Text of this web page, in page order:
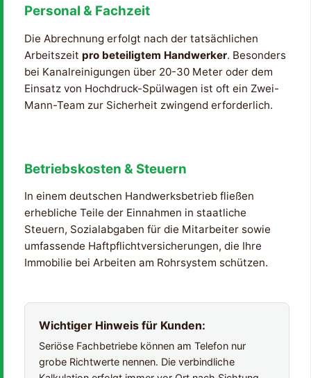
Personal & Fachzeit
Die Abrechnung erfolgt nach der tatsächlichen
Arbeitszeit pro beteiligtem Handwerker. Besonders
bei Kanalreinigungen über 20-30 Meter oder dem
Einsatz von Hochdruck-Spülwagen ist oft ein Zwei-
Mann-Team zur Sicherheit zwingend erforderlich.
Betriebskosten & Steuern
In einem deutschen Handwerksbetrieb fließen
erhebliche Teile der Einnahmen in staatliche
Steuern, Sozialabgaben für die Mitarbeiter sowie
umfassende Haftpflichtversicherungen, die Ihre
Immobilie bei Arbeiten am Rohrsystem schützen.
Wichtiger Hinweis für Kunden:
Seriöse Fachbetriebe können am Telefon nur
grobe Richtwerte nennen. Die verbindliche